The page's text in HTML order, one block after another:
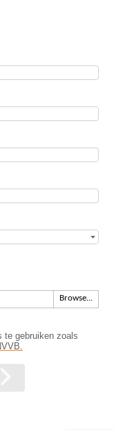
Browse...
te gebruiken zoals